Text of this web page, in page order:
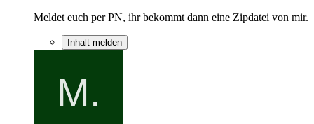
Meldet euch per PN, ihr bekommt dann eine Zipdatei von mir.
Inhalt melden